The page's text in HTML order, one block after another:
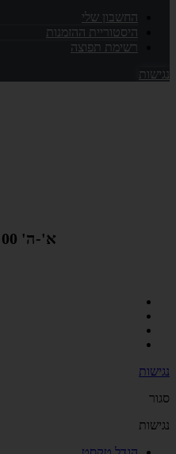
החשבון שלי
היסטוריית ההזמנות
רשימת תפוצה
נגישות
א'-ה' 10:00- 18:00, ו' -14:00-09:00
נגישות
סגור
נגישות